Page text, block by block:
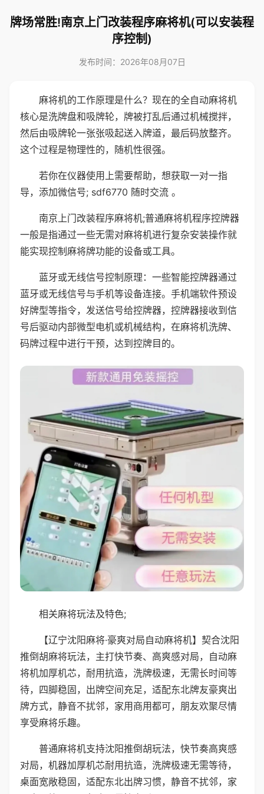
牌场常胜!南京上门改装程序麻将机(可以安装程
序控制)
发布时间：2026年08月07日
麻将机的工作原理是什么？现在的全自动麻将机
核心是洗牌盘和吸牌轮，牌被打乱后通过机械搅拌，
然后由吸牌轮一张张吸起送入牌道，最后码放整齐。
这个过程是物理性的，随机性很强。
若你在仪器使用上需要帮助，想获取一对一指
导，添加微信号; sdf6770 随时交流 。
南京上门改装程序麻将机;普通麻将机程序控牌器
一般是指通过一些无需对麻将机进行复杂安装操作就
能实现控制麻将牌功能的设备或工具。
蓝牙或无线信号控制原理：一些智能控牌器通过
蓝牙或无线信号与手机等设备连接。手机端软件预设
好牌型等指令，发送信号给控牌器，控牌器接收到信
号后驱动内部微型电机或机械结构，在麻将机洗牌、
码牌过程中进行干预，达到控牌目的。
相关麻将玩法及特色;
【辽宁沈阳麻将·豪爽对局自动麻将机】契合沈阳
推倒胡麻将玩法，主打快节奏、高爽感对局，自动麻
将机加厚机芯，耐用抗造，洗牌极速，无需长时间等
待，四脚稳固，出牌空间充足，适配东北牌友豪爽出
牌方式，静音不扰邻，家用商用都可，朋友欢聚尽情
享受麻将乐趣。
普通麻将机支持沈阳推倒胡玩法，快节奏高爽感
对局，机器加厚机芯耐用抗造，洗牌极速无需等待，
桌面宽敞稳固，适配东北出牌习惯，静音不扰邻，家